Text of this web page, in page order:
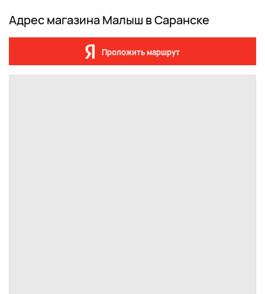
Адрес магазина Малыш в Саранске
Проложить маршрут